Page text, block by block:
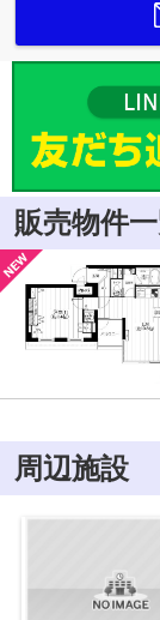
販売物件
周辺施設